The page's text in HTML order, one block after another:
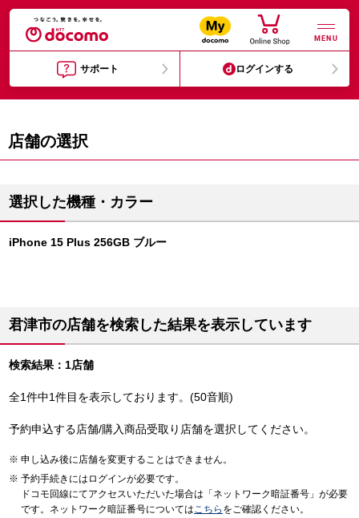
MENU
サポート ログインする
店舗の選択
選択した機種・カラー
iPhone 15 Plus 256GB ブルー
君津市の店舗を検索した結果を表示しています
検索結果：1店舗
全1件中1件目を表示しております。(50音順)
予約申込する店舗/購入商品受取り店舗を選択してください。
申し込み後に店舗を変更することはできません。
予約手続きにはログインが必要です。
ドコモ回線にてアクセスいただいた場合は「ネットワーク暗証番号」が必要
です。ネットワーク暗証番号についてはこちら をご確認ください。